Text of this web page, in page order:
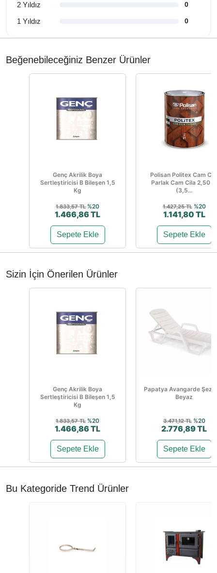
2 Yıldız 0
1 Yıldız 0
Beğenebileceğiniz Benzer Ürünler
Genç Akrilik Boya
Sertleştiricisi B Bileşen 1,5
Kg
1.833,57 TL %20
1.466,86 TL
Sepete Ekle
Polisan Politex Cam
Parlak Cam Cila 2,50 Lt
(3,5...
1.427,25 TL %20
1.141,80 TL
Sepete Ekle
Sizin İçin Önerilen Ürünler
Genç Akrilik Boya
Sertleştiricisi B Bileşen 1,5
Kg
1.833,57 TL %20
1.466,86 TL
Sepete Ekle
Papatya Avangarde
Beyaz
3.471,12 TL %20
2.776,89 TL
Sepete Ekle
Bu Kategoride Trend Ürünler